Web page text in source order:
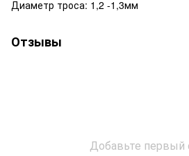
Диаметр троса: 1,2 -1,3мм
Отзывы
Добавьте первый